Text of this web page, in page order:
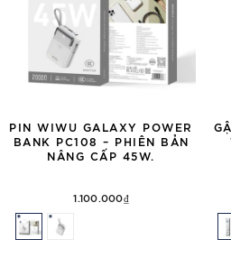
PIN WIWU GALAXY POWER
BANK PC108 – PHIÊN BẢN
NÂNG CẤP 45W.
1.100.000₫